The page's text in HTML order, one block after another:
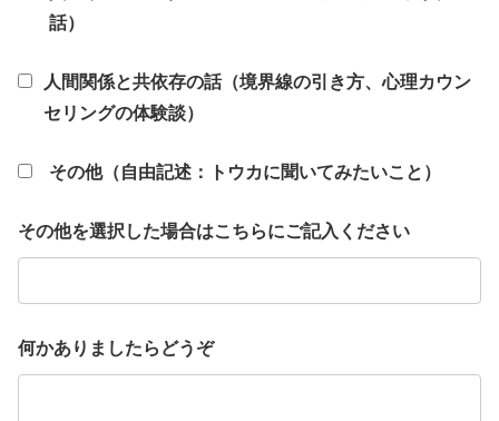
話）
人間関係と共依存の話（境界線の引き方、心理カウン
セリングの体験談）
その他（自由記述：トウカに聞いてみたいこと）
その他を選択した場合はこちらにご記入ください
何かありましたらどうぞ